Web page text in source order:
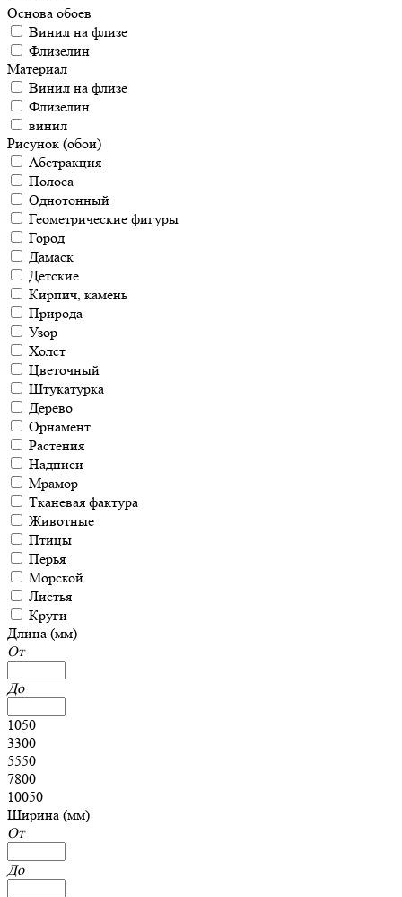
Основа обоев
Винил на флизе
Флизелин
Материал
Винил на флизе
Флизелин
винил
Рисунок (обои)
Абстракция
Полоса
Однотонный
Геометрические фигуры
Город
Дамаск
Детские
Кирпич, камень
Природа
Узор
Холст
Цветочный
Штукатурка
Дерево
Орнамент
Растения
Надписи
Мрамор
Тканевая фактура
Животные
Птицы
Перья
Морской
Листья
Круги
Длина (мм)
От
До
1050
3300
5550
7800
10050
Ширина (мм)
От
До